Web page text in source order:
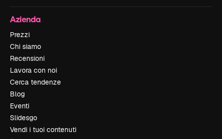
Azienda
Prezzi
Chi siamo
Recensioni
Lavora con noi
Cerca tendenze
Blog
Eventi
Slidesgo
Vendi i tuoi contenuti